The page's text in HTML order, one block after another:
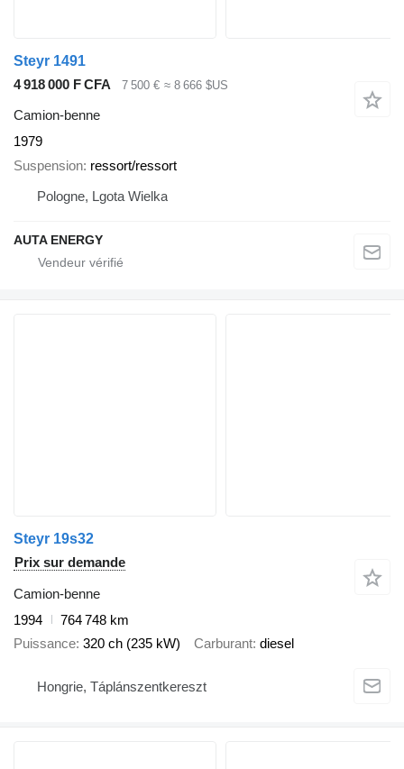
Steyr 1491
4 918 000 F CFA
7 500 € ≈ 8 666 $US
Camion-benne
1979
Suspension ressort/ressort
Pologne, Lgota Wielka
AUTA ENERGY
Steyr 19s32
Prix sur demande
Camion-benne
1994
764 748 km
Puissance 320 ch (235 kW) Carburant diesel
Hongrie, Táplánszentkereszt